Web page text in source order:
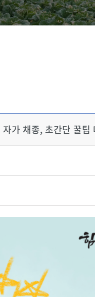
자가 채종, 초간단 꿀팁